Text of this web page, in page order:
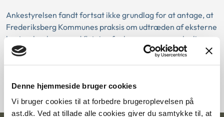
Denne hjemmeside bruger cookies
Vi bruger cookies til at forbedre brugeroplevelsen på
ast.dk. Ved at tillade alle cookies giver du samtykke til, at
Ankestyrelsen fandt fortsat ikke grundlag for at antage, at
Frederiksberg Kommunes praksis om udtræden af eksterne
bestyrelseshverv ved flytning fra kommunen var ulovlig.